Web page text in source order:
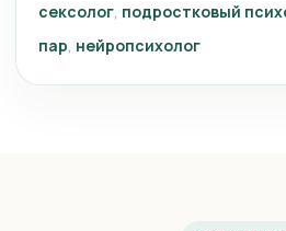
сексолог подростковый
пар нейропсихолог